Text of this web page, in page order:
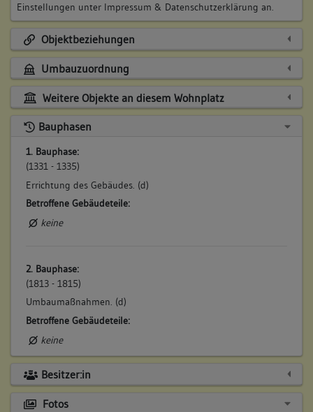
Einstellungen unter Impressum & Datenschutzerklärung an.
Objektbeziehungen
Umbauzuordnung
Weitere Objekte an diesem Wohnplatz
Bauphasen
1. Bauphase:
(1331 - 1335)
Errichtung des Gebäudes. (d)
Betroffene Gebäudeteile:
keine
2. Bauphase:
(1813 - 1815)
Umbaumaßnahmen. (d)
Betroffene Gebäudeteile:
keine
Besitzer:in
Fotos